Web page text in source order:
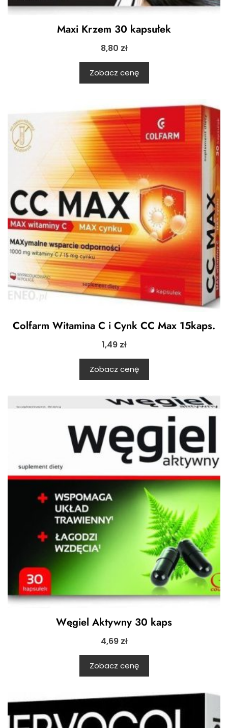
Maxi Krzem 30 kapsułek
8,80 zł
Zobacz cenę
Colfarm Witamina C i Cynk CC Max 15kaps.
1,49 zł
Zobacz cenę
Węgiel Aktywny 30 kaps
4,69 zł
Zobacz cenę